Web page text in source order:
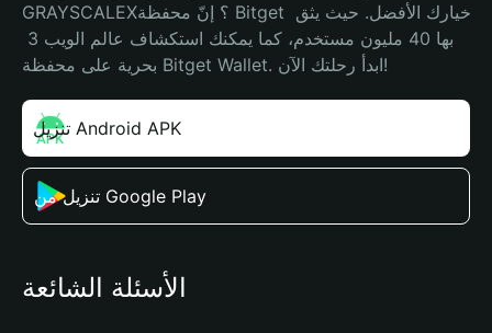
GRAYSCALEX؟ إنّ محفظة Bitget خيارك الأفضل. حيث يثق
بحرية على محفظة Bitget Wallet. ابدأ رحلتك الآن!
تنزيل Android APK
تنزيل من Google Play
الأسئلة الشائعة